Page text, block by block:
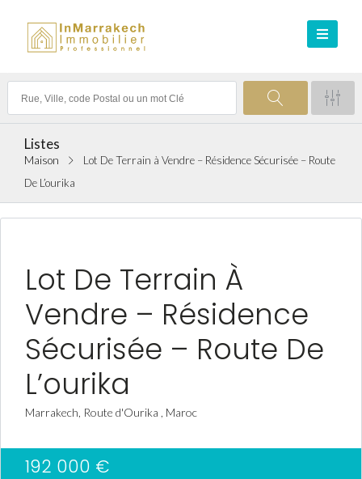
Listes
Maison
Lot De Terrain à Vendre – Résidence Sécurisée – Route
De L’ourika
Lot De Terrain À
Vendre – Résidence
Sécurisée – Route De
L’ourika
Marrakech, Route d'Ourika , Maroc
192 000 €